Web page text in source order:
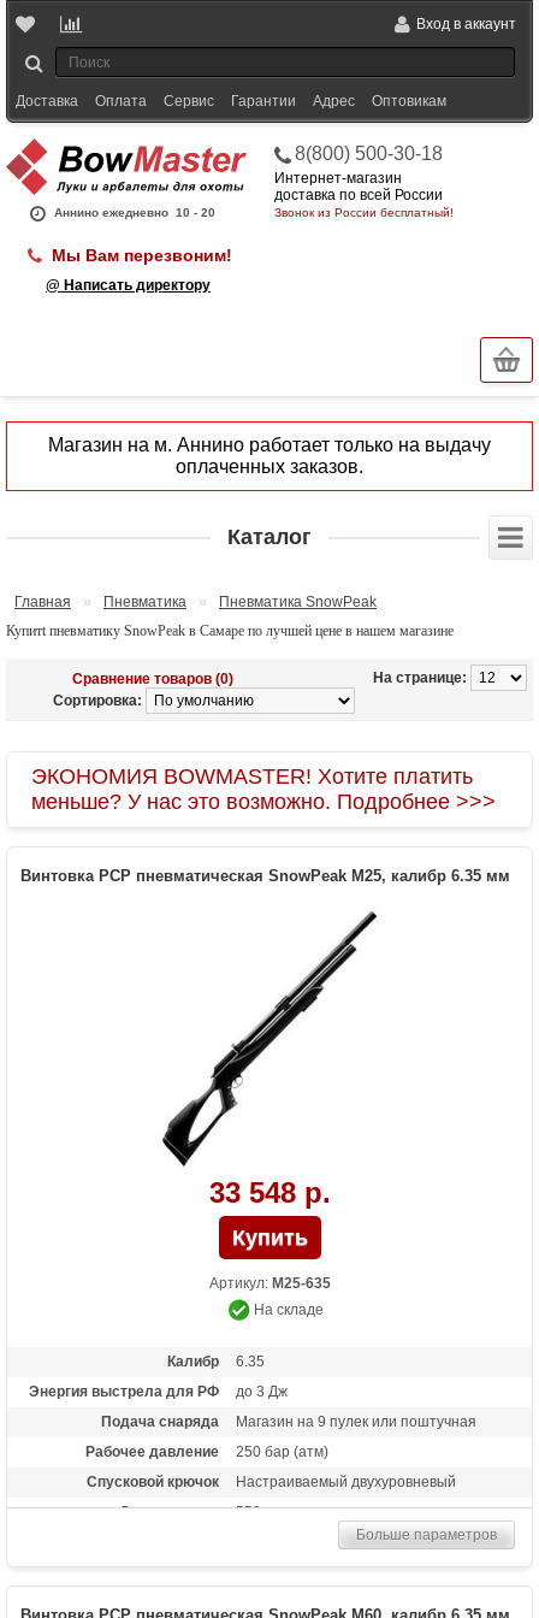
Вход в аккаунт
Доставка Оплата Сервис Гарантии Адрес Оптовикам
Аннино ежедневно 10 - 20
8(800) 500-30-18
Интернет-магазин
доставка по всей России
Звонок из России бесплатный!
Мы Вам перезвоним!
@ Написать директору
Магазин на м. Аннино работает только на выдачу
оплаченных заказов.
Каталог
Главная » Пневматика »
Пневматика SnowPeak
Купитt пневматику SnowPeak в Самаре по лучшей цене в нашем магазине
На странице:
Сравнение товаров (0)
Сортировка:
ЭКОНОМИЯ BOWMASTER! Хотите платить
меньше? У нас это возможно. Подробнее >>>
Винтовка PCP пневматическая SnowPeak M25, калибр 6.35 мм
33 548 р.
Артикул: M25-635
На складе
Калибр
6.35
Энергия выстрела для РФ
до 3 Дж
Подача снаряда
Магазин на 9 пулек или поштучная
Рабочее давление
250 бар (атм)
Спусковой крючок
Настраиваемый двухуровневый
Длина ствола
550 мм
Длина (см)
123
Больше параметров